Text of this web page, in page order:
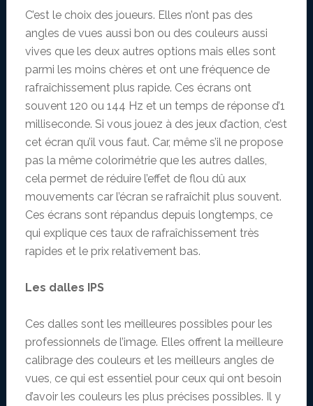
C’est le choix des joueurs. Elles n’ont pas des
angles de vues aussi bon ou des couleurs aussi
vives que les deux autres options mais elles sont
parmi les moins chères et ont une fréquence de
rafraîchissement plus rapide. Ces écrans ont
souvent 120 ou 144 Hz et un temps de réponse d’1
milliseconde. Si vous jouez à des jeux d’action, c’est
cet écran qu’il vous faut. Car, même s’il ne propose
pas la même colorimétrie que les autres dalles,
cela permet de réduire l’effet de flou dû aux
mouvements car l’écran se rafraîchit plus souvent.
Ces écrans sont répandus depuis longtemps, ce
qui explique ces taux de rafraîchissement très
rapides et le prix relativement bas.
Les dalles IPS
Ces dalles sont les meilleures possibles pour les
professionnels de l’image. Elles offrent la meilleure
calibrage des couleurs et les meilleurs angles de
vues, ce qui est essentiel pour ceux qui ont besoin
d’avoir les couleurs les plus précises possibles. Il y